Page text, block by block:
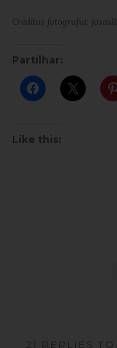
Créditos fotografia:
Partilhar:
Like this:
21 REPLIES